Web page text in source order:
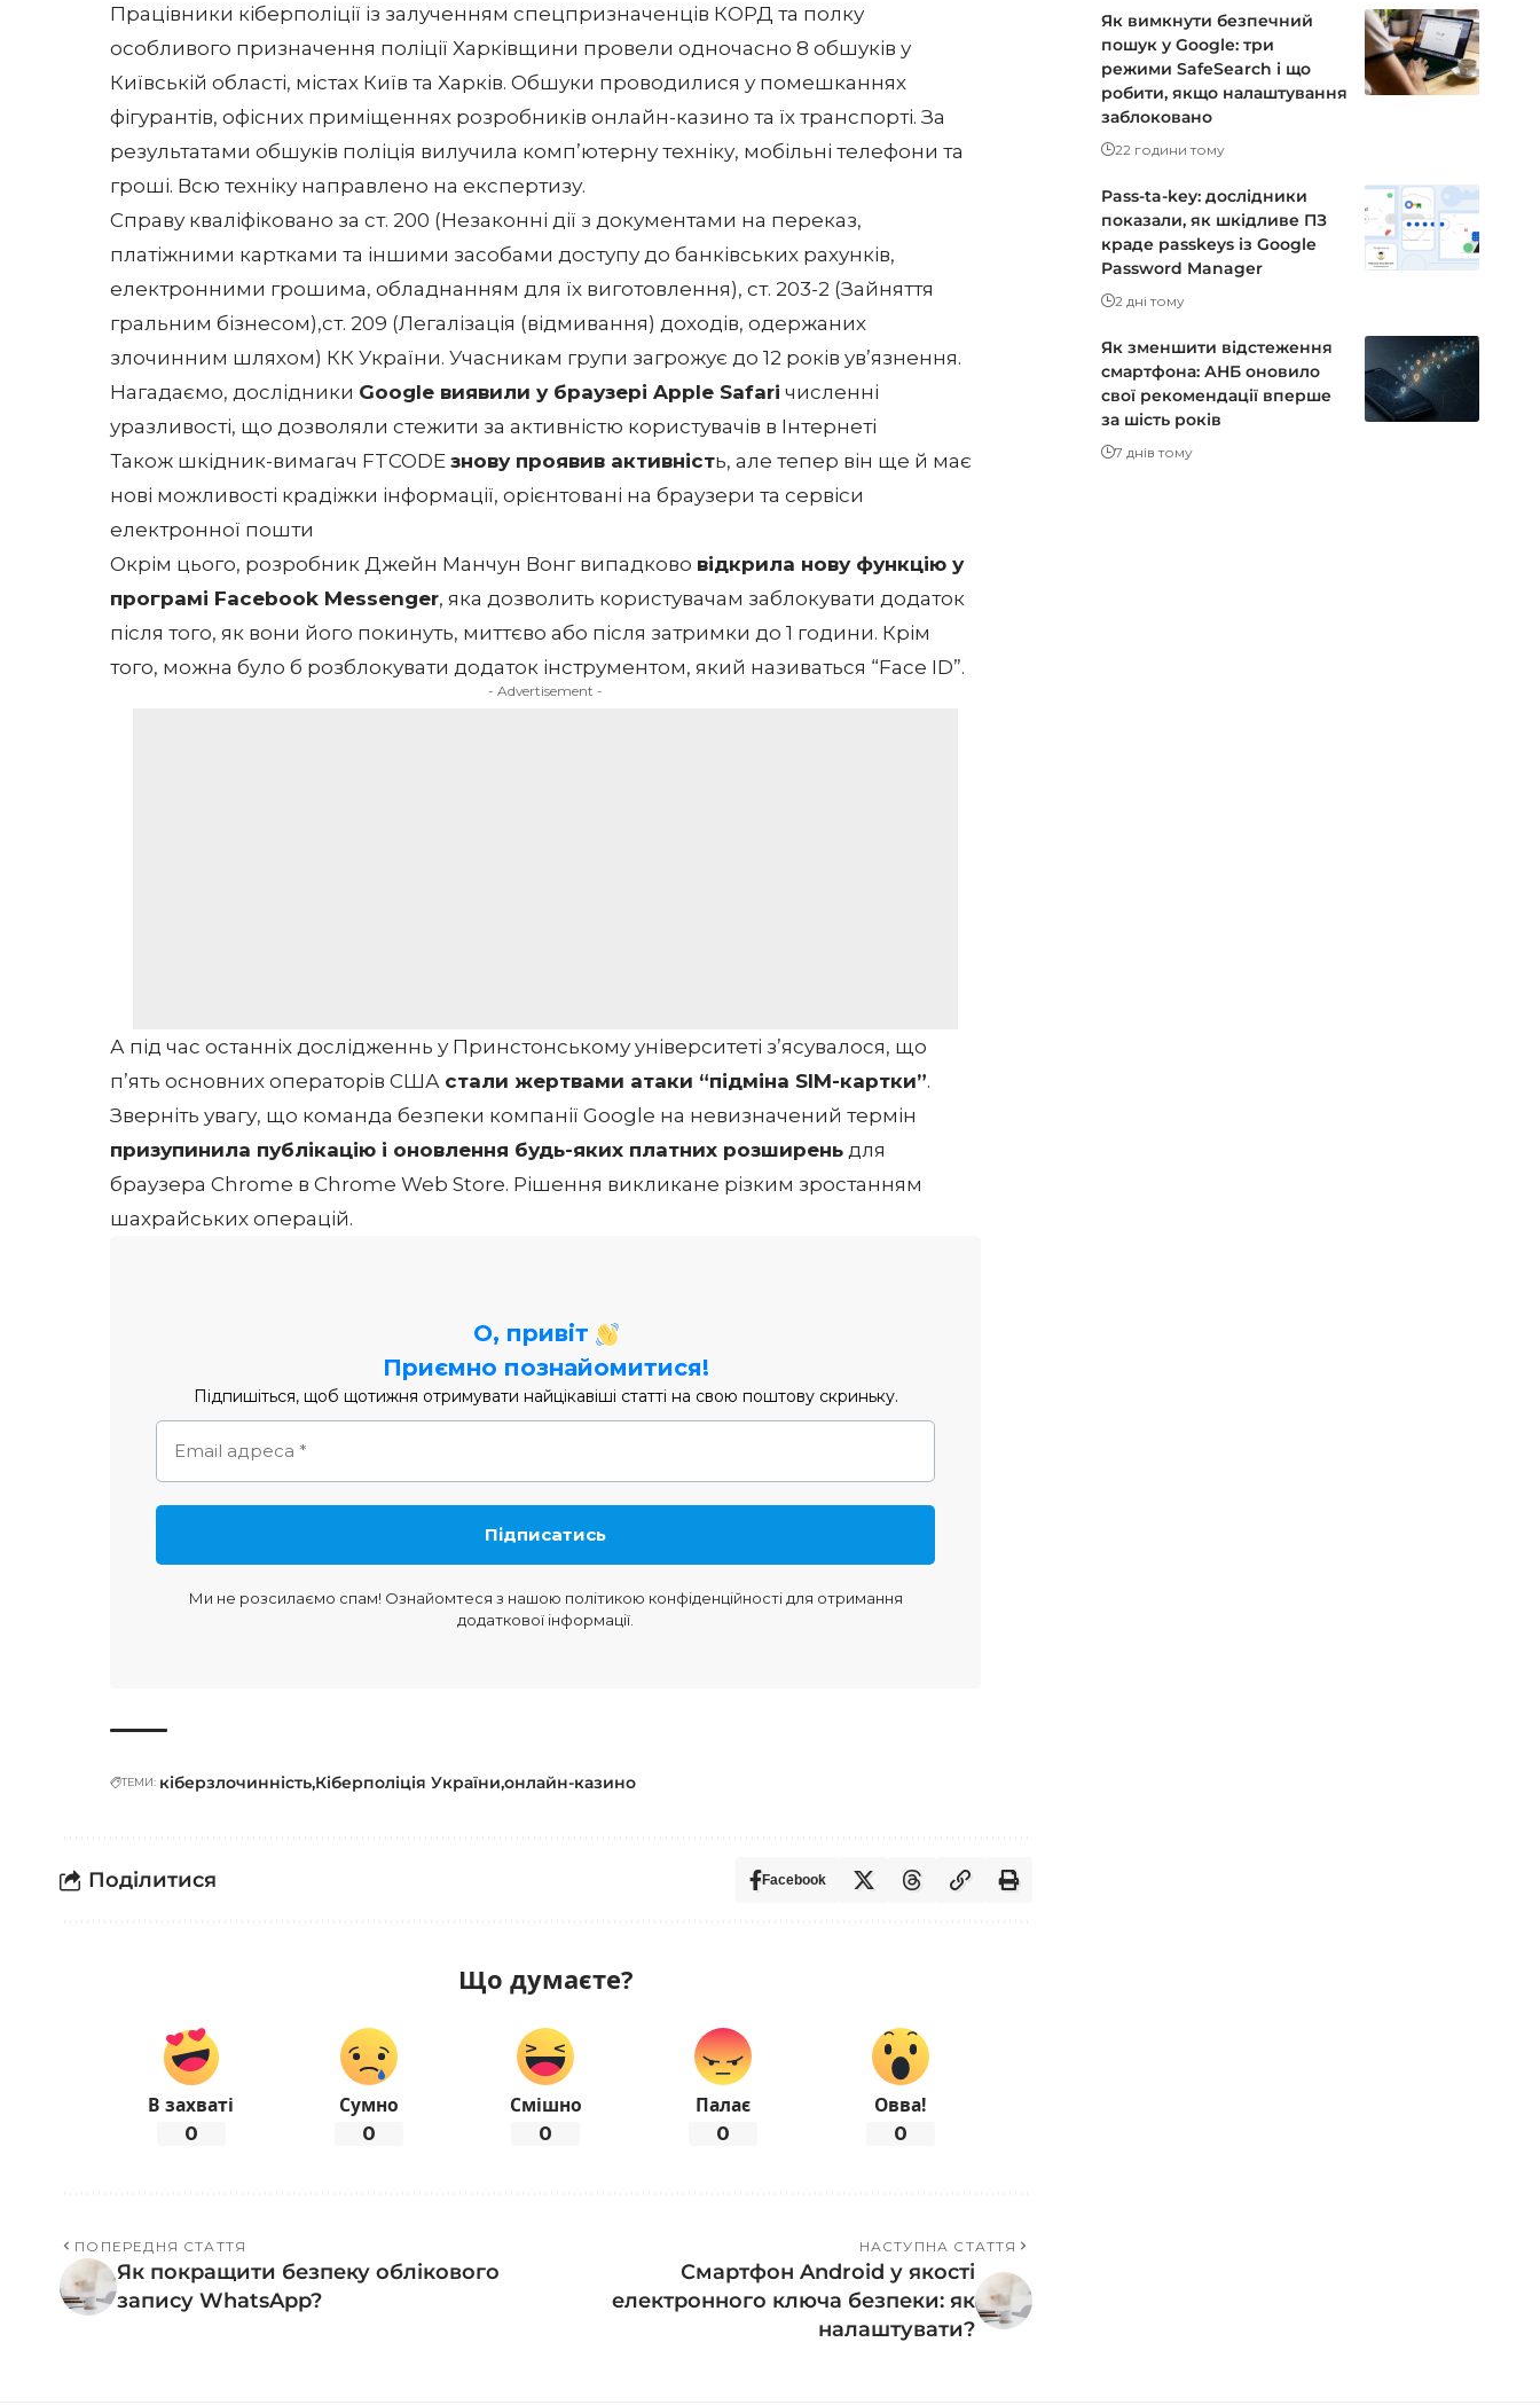
Працівники кіберполіції із залученням спецпризначенців КОРД та полку
особливого призначення поліції Харківщини провели одночасно 8 обшуків у
Київській області, містах Київ та Харків. Обшуки проводилися у помешканнях
фігурантів, офісних приміщеннях розробників онлайн-казино та їх транспорті. За
результатами обшуків поліція вилучила комп’ютерну техніку, мобільні телефони та
гроші. Всю техніку направлено на експертизу.
Справу кваліфіковано за ст. 200 (Незаконні дії з документами на переказ,
платіжними картками та іншими засобами доступу до банківських рахунків,
електронними грошима, обладнанням для їх виготовлення), ст. 203-2 (Зайняття
гральним бізнесом),ст. 209 (Легалізація (відмивання) доходів, одержаних
злочинним шляхом) КК України. Учасникам групи загрожує до 12 років ув’язнення.
Нагадаємо, дослідники Google виявили у браузері Apple Safari численні
уразливості, що дозволяли стежити за активністю користувачів в Інтернеті
Також шкідник-вимагач FTCODEзнову проявив активність, але тепер він ще й має
нові можливості крадіжки інформації, орієнтовані на браузери та сервіси
електронної пошти
Окрім цього, розробник Джейн Манчун Вонг випадково відкрила нову функцію у
програмі Facebook Messenger, яка дозволить користувачам заблокувати додаток
після того, як вони його покинуть, миттєво або після затримки до 1 години. Крім
того, можна було б розблокувати додаток інструментом, який називаться “Face ID”.
- Advertisement -
А під час останніх дослідженнь у Принстонському університеті з’ясувалося, що
п’ять основних операторів США стали жертвами атаки “підміна SIM-картки”.
Зверніть увагу, що команда безпеки компанії Google на невизначений термін
призупинила публікацію і оновлення будь-яких платних розширень для
браузера Chrome в Chrome Web Store. Рішення викликане різким зростанням
шахрайських операцій.
О, привіт
Приємно познайомитися!
Підпишіться, щоб щотижня отримувати найцікавіші статті на свою поштову скриньку.
Ми не розсилаємо спам! Ознайомтеся з нашою політикою конфіденційностідля отримання
додаткової інформації.
ТЕМИ: кіберзлочинність Кіберполіція Українионлайн-казино
Поділитися Facebook
Що думаєте?
В захваті
0
Сумно
0
Смішно
0
Палає
0
Овва!
0
ПОПЕРЕДНЯ СТАТТЯ
Як покращити безпеку облікового
запису WhatsApp?
НАСТУПНА СТАТТЯ
Смартфон Android у якості
електронного ключа безпеки: як
налаштувати?
Як вимкнути безпечний
пошук у Google: три
режими SafeSearch і що
робити, якщо налаштування
заблоковано
22 години тому
Pass-ta-key: дослідники
показали, як шкідливе ПЗ
краде passkeys із Google
Password Manager
2 дні тому
Як зменшити відстеження
смартфона: АНБ оновило
свої рекомендації вперше
за шість років
7 днів тому